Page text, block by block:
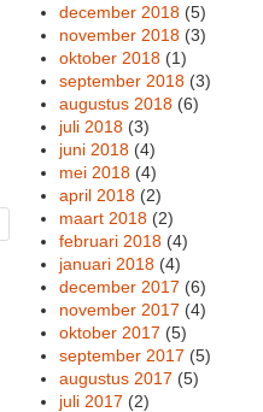
december 2018 (5)
november 2018 (3)
oktober 2018 (1)
september 2018 (3)
augustus 2018 (6)
juli 2018 (3)
juni 2018 (4)
mei 2018 (4)
april 2018 (2)
maart 2018 (2)
februari 2018 (4)
januari 2018 (4)
december 2017 (6)
november 2017 (4)
oktober 2017 (5)
september 2017 (5)
augustus 2017 (5)
juli 2017 (2)